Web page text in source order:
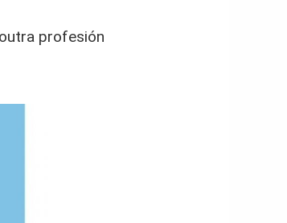
profesión